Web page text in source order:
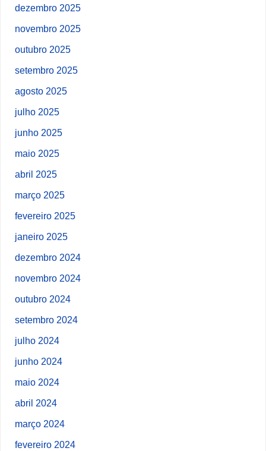
dezembro 2025
novembro 2025
outubro 2025
setembro 2025
agosto 2025
julho 2025
junho 2025
maio 2025
abril 2025
março 2025
fevereiro 2025
janeiro 2025
dezembro 2024
novembro 2024
outubro 2024
setembro 2024
julho 2024
junho 2024
maio 2024
abril 2024
março 2024
fevereiro 2024